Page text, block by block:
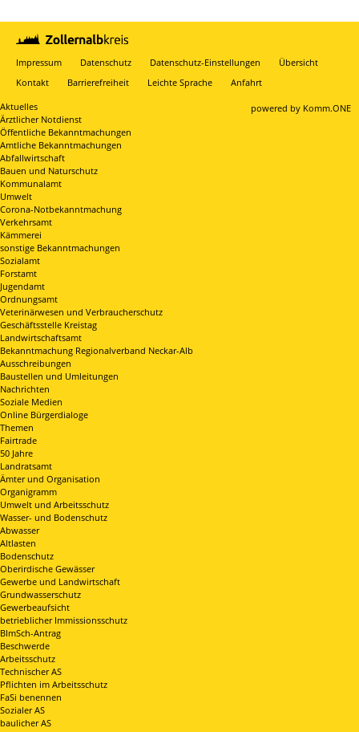
Impressum Datenschutz Datenschutz-Einstellungen
Übersicht
Kontakt
Barrierefreiheit Leichte Sprache Anfahrt
powered by Komm.ONE
Aktuelles
Ärztlicher Notdienst
Öffentliche Bekanntmachungen
Amtliche Bekanntmachungen
Abfallwirtschaft
Bauen und Naturschutz
Kommunalamt
Umwelt
Corona-Notbekanntmachung
Verkehrsamt
Kämmerei
sonstige Bekanntmachungen
Sozialamt
Forstamt
Jugendamt
Ordnungsamt
Veterinärwesen und Verbraucherschutz
Geschäftsstelle Kreistag
Landwirtschaftsamt
Bekanntmachung Regionalverband Neckar-Alb
Ausschreibungen
Baustellen und Umleitungen
Nachrichten
Soziale Medien
Online Bürgerdialoge
Themen
Fairtrade
50 Jahre
Landratsamt
Ämter und Organisation
Organigramm
Umwelt und Arbeitsschutz
Wasser- und Bodenschutz
Abwasser
Altlasten
Bodenschutz
Oberirdische Gewässer
Gewerbe und Landwirtschaft
Grundwasserschutz
Gewerbeaufsicht
betrieblicher Immissionsschutz
BImSch-Antrag
Beschwerde
Arbeitsschutz
Technischer AS
Pflichten im Arbeitsschutz
FaSi benennen
Sozialer AS
baulicher AS